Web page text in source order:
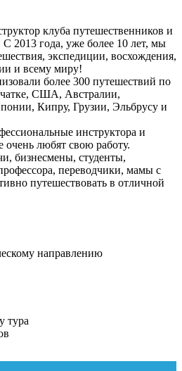
клуба путешественников и
С 2013 года, уже более 10 лет, мы
экспедиции, восхождения,
и всему миру!
более 300 путешествий по
США, Австралии,
Кипру, Грузии, Эльбрусу и
инструктора и
любят свою работу.
бизнесмены, студенты,
переводчики, мамы с
путешествовать в отличной
направлению
тура